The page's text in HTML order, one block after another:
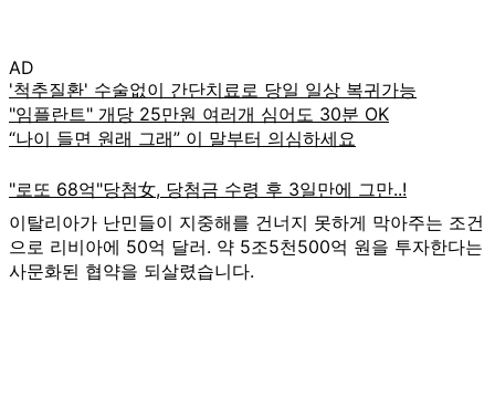
AD
이탈리아가 난민들이 지중해를 건너지 못하게 막아주는 조건
으로 리비아에 50억 달러. 약 5조5천500억 원을 투자한다는
사문화된 협약을 되살렸습니다.